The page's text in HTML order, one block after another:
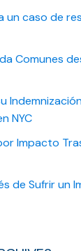
un caso de
Comunes
NYC
Impacto
de Sufrir un